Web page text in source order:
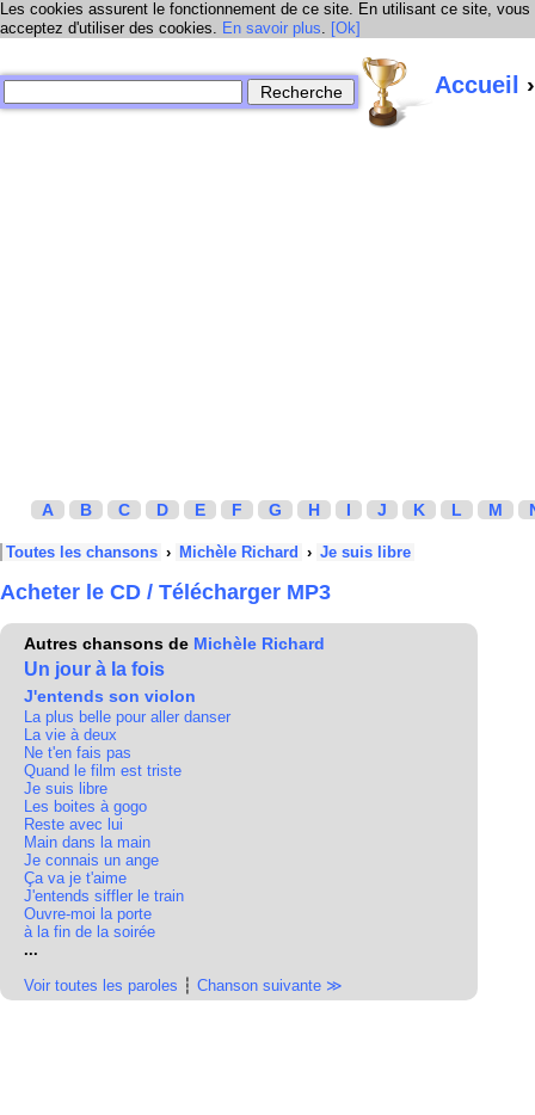
Les cookies assurent le fonctionnement de ce site. En utilisant ce site, vous
acceptez d'utiliser des cookies. En savoir plus. [Ok]
Accueil
A B C D E F G H I J K L M
Toutes les chansons › Michèle Richard › Je suis libre
Acheter le CD / Télécharger MP3
Autres chansons de Michèle Richard
Un jour à la fois
J'entends son violon
La plus belle pour aller danser
La vie à deux
Ne t'en fais pas
Quand le film est triste
Je suis libre
Les boites à gogo
Reste avec lui
Main dans la main
Je connais un ange
Ça va je t'aime
J'entends siffler le train
Ouvre-moi la porte
à la fin de la soirée
...
Voir toutes les paroles ┆ Chanson suivante ≫